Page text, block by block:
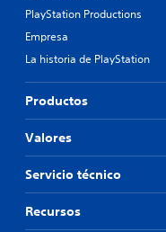
PlayStation Productions
Empresa
La historia de PlayStation
Productos
Valores
Servicio técnico
Recursos